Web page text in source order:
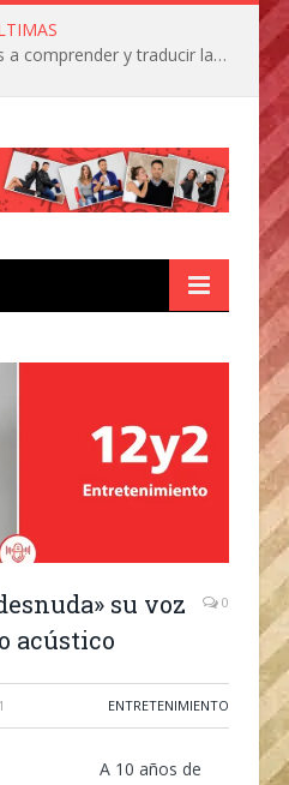
La IA está acercándonos a comprender y traducir las vocalizaciones y comportamientos de nuestras mascotas
su voz
acústico
0
ENTRETENIMIENTO
A 10 años de